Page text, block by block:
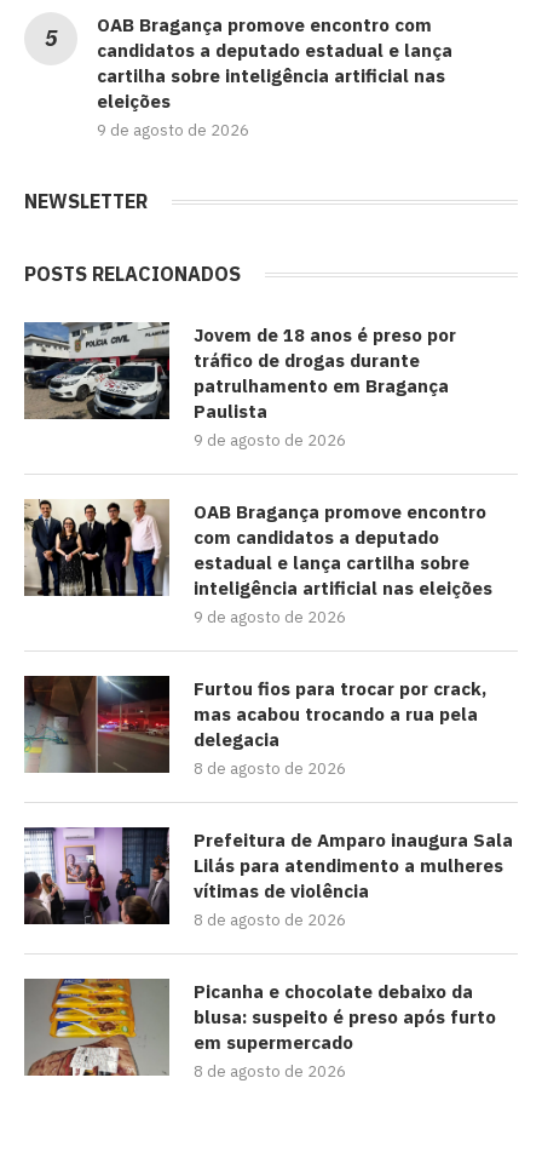
OAB Bragança promove encontro com
candidatos a deputado estadual e lança
cartilha sobre inteligência artificial nas
eleições
9 de agosto de 2026
NEWSLETTER
POSTS RELACIONADOS
Jovem de 18 anos é preso por
tráfico de drogas durante
patrulhamento em Bragança
Paulista
9 de agosto de 2026
OAB Bragança promove encontro
com candidatos a deputado
estadual e lança cartilha sobre
inteligência artificial nas eleições
9 de agosto de 2026
Furtou fios para trocar por crack,
mas acabou trocando a rua pela
delegacia
8 de agosto de 2026
Prefeitura de Amparo inaugura Sala
Lilás para atendimento a mulheres
vítimas de violência
8 de agosto de 2026
Picanha e chocolate debaixo da
blusa: suspeito é preso após furto
em supermercado
8 de agosto de 2026